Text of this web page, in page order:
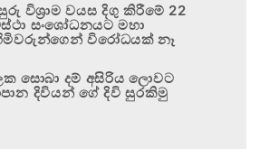
විශ්‍රාම වයස දිගු කිරීමේ 22
සංශෝධනයට මහා
විරෝධයක් නෑ
සොබා දම් අසිරිය ලොවට
දිවියන් ගේ දිවි සුරකිමු